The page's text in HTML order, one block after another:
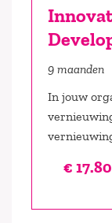
9 maanden
In jouw
€